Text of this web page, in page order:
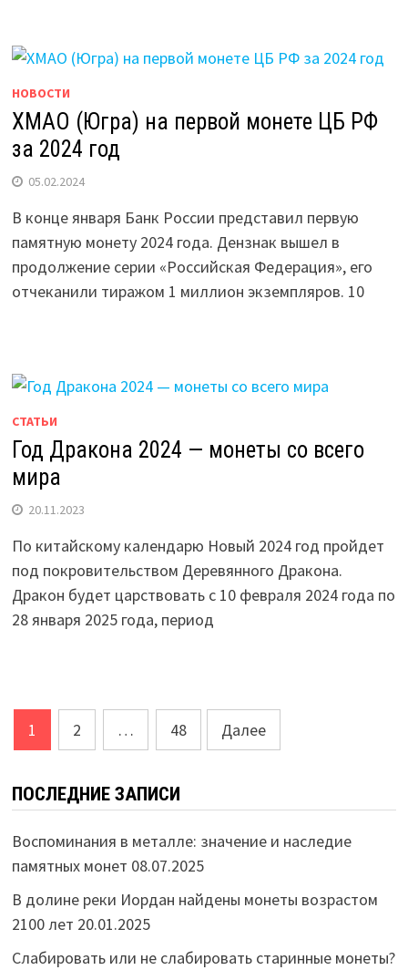
НОВОСТИ
ХМАО (Югра) на первой монете ЦБ РФ
за 2024 год
05.02.2024
В конце января Банк России представил первую
памятную монету 2024 года. Дензнак вышел в
продолжение серии «Российская Федерация», его
отчеканили тиражом 1 миллион экземпляров. 10
СТАТЬИ
Год Дракона 2024 — монеты со всего
мира
20.11.2023
По китайскому календарю Новый 2024 год пройдет
под покровительством Деревянного Дракона.
Дракон будет царствовать с 10 февраля 2024 года по
28 января 2025 года, период
Пагинация
записей
1 2 … 48 Далее
ПОСЛЕДНИЕ ЗАПИСИ
Воспоминания в металле: значение и наследие
памятных монет 08.07.2025
В долине реки Иордан найдены монеты возрастом
2100 лет 20.01.2025
Слабировать или не слабировать старинные монеты?